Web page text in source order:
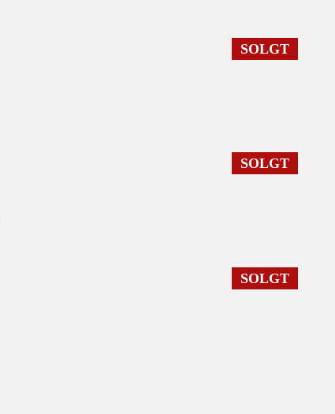
SOLGT
SOLGT
SOLGT